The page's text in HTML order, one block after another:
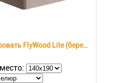
Парящая кровать FlyWood Lite (береза)